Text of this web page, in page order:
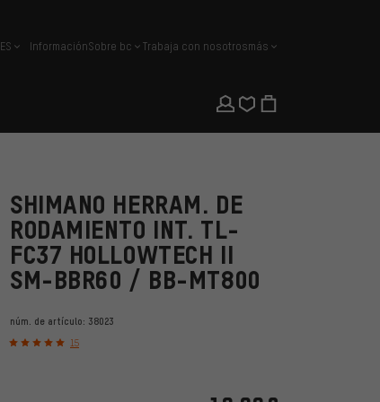
español
ES InformaciónSobre bc Trabaja con nosotrosmás
SHIMANO HERRAM. DE
RODAMIENTO INT. TL-
FC37 HOLLOWTECH II
SM-BBR60 / BB-MT800
núm. de artículo: 38023
15